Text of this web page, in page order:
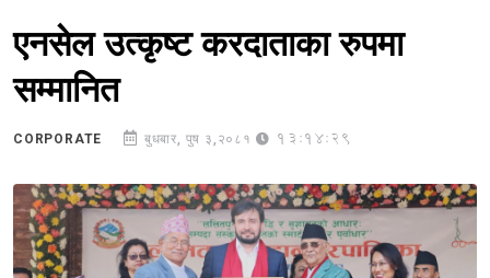
एनसेल उत्कृष्ट करदाताका रुपमा
सम्मानित
CORPORATE बुधबार, पुष ३,२०८१ 13:14:29